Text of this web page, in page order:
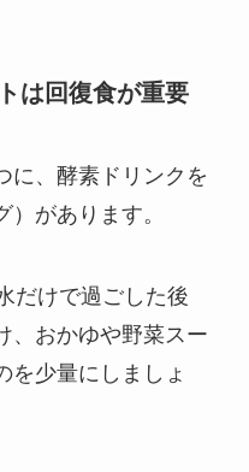
は回復食が重要
に、酵素ドリンクを
があります。
だけで過ごした後
、おかゆや野菜スー
を少量にしましょ